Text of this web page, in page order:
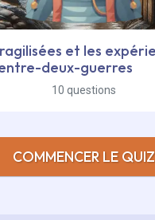
et les
deux-guerres
10 questions
COMMENCER LE QUIZ